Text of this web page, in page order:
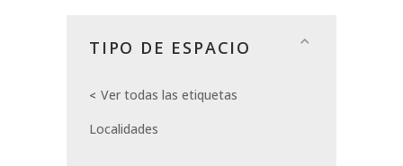
TIPO DE ESPACIO
Ver todas las etiquetas
Localidades